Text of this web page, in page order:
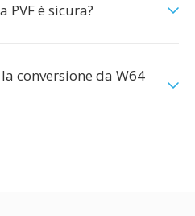
PVF è sicura?
conversione da W64